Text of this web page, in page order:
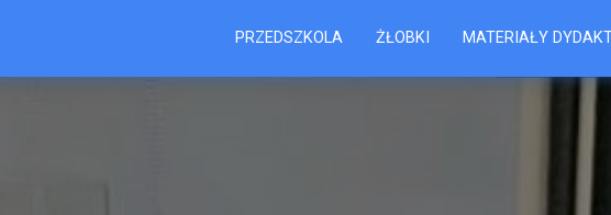
PRZEDSZKOLA ŻŁOBKI MATERIAŁY